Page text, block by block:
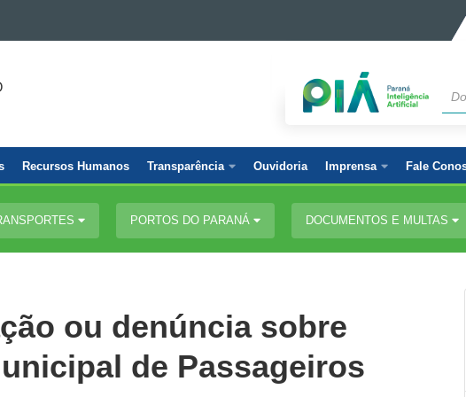
Recursos Humanos Transparência Ouvidoria Imprensa Fale
PORTOS DO PARANÁ DOCUMENTOS E MULTAS
ou denúncia sobre
de Passageiros